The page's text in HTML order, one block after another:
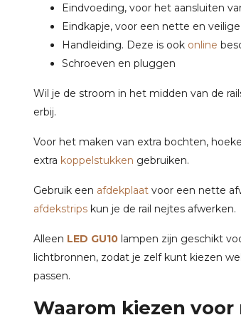
Eindvoeding, voor het aansluiten
Eindkapje, voor een nette en
Handleiding. Deze is ook online
Schroeven en pluggen
Wil je de stroom in het midden van de
erbij.
Voor het maken van extra bochten,
extra koppelstukken gebruiken.
Gebruik een afdekplaat voor een nette
afdekstrips kun je de rail nejtes afwerken.
Alleen LED GU10 lampen zijn geschikt
lichtbronnen, zodat je zelf kunt kiezen
passen.
Waarom kiezen